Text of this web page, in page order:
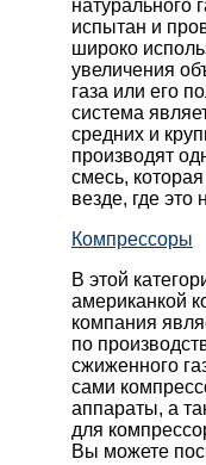
натурального
испытан и
широко
увеличения
газа или его
система
средних и
производят
смесь,
везде, где это
Компрессоры
В этой
американкой
компания
по
сжиженного
сами
аппараты, а
для
Вы можете